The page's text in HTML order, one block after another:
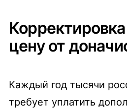
цену от
Каждый год тысячи
требует уплатить